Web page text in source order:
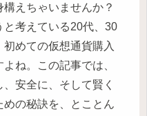
えちゃいませんか？
考えている20代、30
めての仮想通貨購入
ね。この記事では、
安全に、そして賢く
の秘訣を、とことん